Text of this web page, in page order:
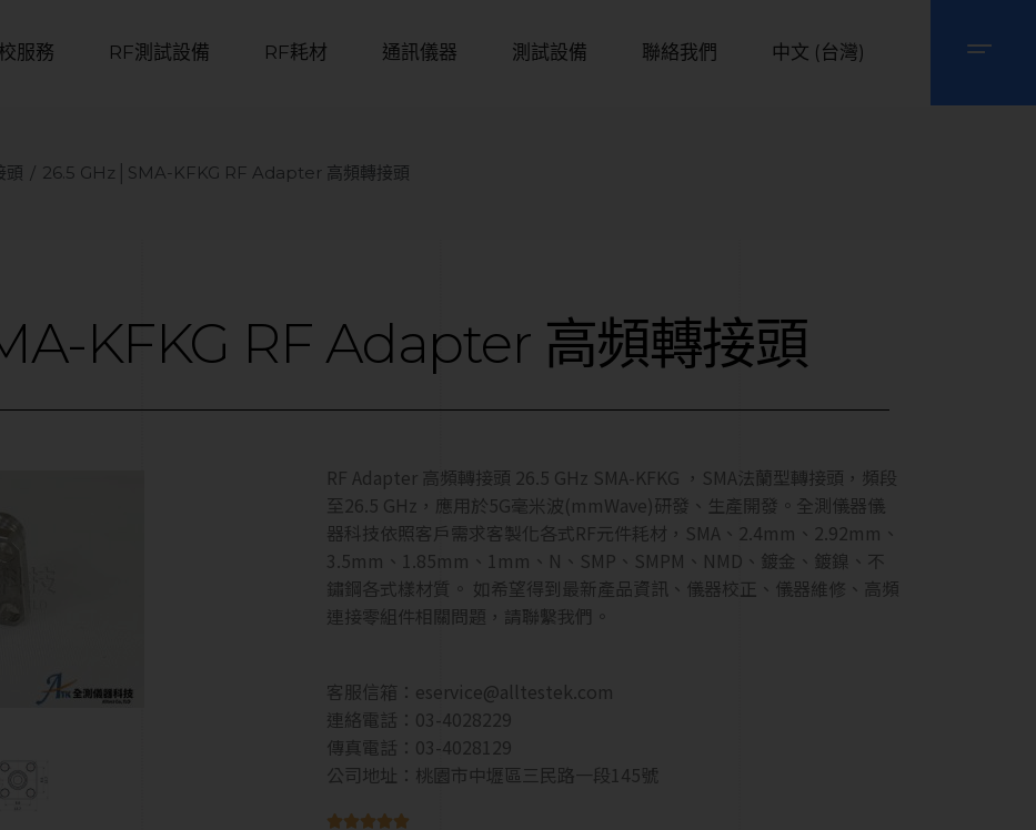
服務 RF測試設備 RF耗材 通訊儀器 測試設備 聯絡我們 中文 (台灣)
頭 26.5 GHz│SMA-KFKG RF Adapter 高頻轉接頭
KFKG RF Adapter 高頻轉接頭
RF Adapter 高頻轉接頭 26.5 GHz SMA-KFKG ，SMA法蘭型轉接頭，頻段
至26.5 GHz，應用於5G毫米波(mmWave)研發、生產開發。全測儀器儀
器科技依照客戶需求客製化各式RF元件耗材，SMA、2.4mm、2.92mm、
3.5mm、1.85mm、1mm、N、SMP、SMPM、NMD、鍍金、鍍鎳、不
鏽鋼各式樣材質。 如希望得到最新產品資訊、儀器校正、儀器維修、高頻
連接零組件相關問題，請聯繫我們。
客服信箱： eservice@alltestek.com
連絡電話：03-4028229
傳真電話：03-4028129
公司地址：桃園市中壢區三民路一段145號
